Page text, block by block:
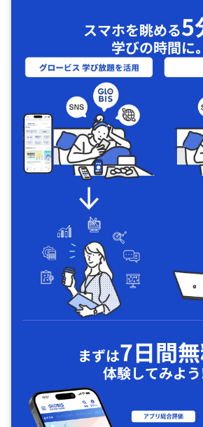
スマホを眺める5
学びの時間に｡
まずは7日間
体験してみよ